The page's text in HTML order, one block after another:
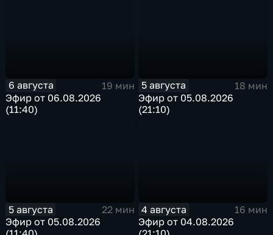
6 августа
19 мин
Эфир от 06.08.2026
(11:40)
5 августа
18 мин
Эфир от 05.08.2026
(21:10)
5 августа
22 мин
Эфир от 05.08.2026
4 августа
16 мин
Эфир от 04.08.2026